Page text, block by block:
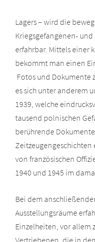
Lagers – wird die
Kriegsgefangenen-
erfahrbar. Mittels einer
bekommt man einen
Fotos und Dokumente
es sich unter anderem
1939, welche
tausend polnischen
berührende
von französischen
1940 und 1945 im
Bei dem
Ausstellungsräume
Einzelheiten, vor allem
Vertriebenen, die in